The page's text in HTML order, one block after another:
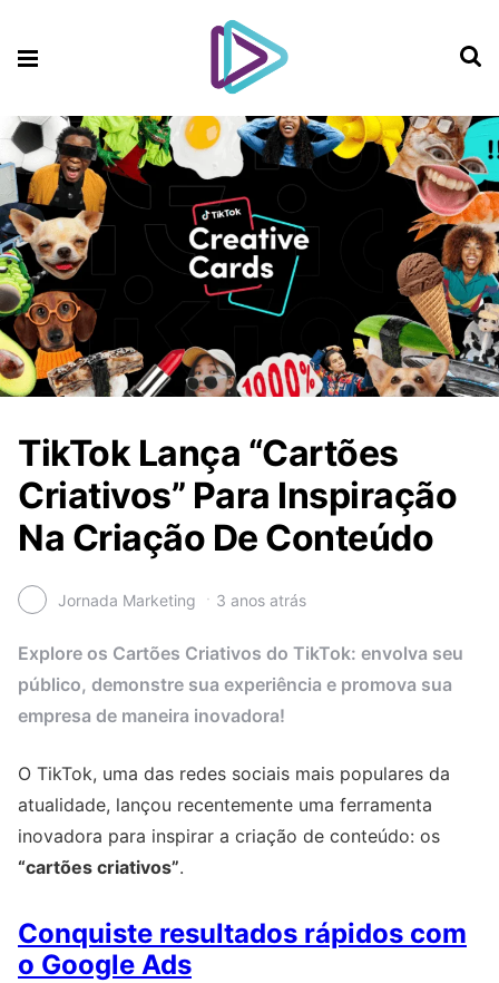
TikTok Lança “Cartões
Criativos” Para Inspiração
Na Criação De Conteúdo
Jornada Marketing 3 anos atrás
Explore os Cartões Criativos do TikTok: envolva seu
público, demonstre sua experiência e promova sua
empresa de maneira inovadora!
O TikTok, uma das redes sociais mais populares da
atualidade, lançou recentemente uma ferramenta
inovadora para inspirar a criação de conteúdo: os
“cartões criativos”.
Conquiste resultados rápidos com
o Google Ads